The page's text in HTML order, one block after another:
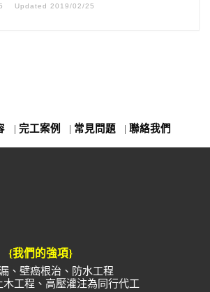
Updated 2019/02/25
| 完工案例 | 常見問題 |聯絡我們
{我們的強項}
、壁癌根治、防水工程
木工程、高壓灌注為同行代工